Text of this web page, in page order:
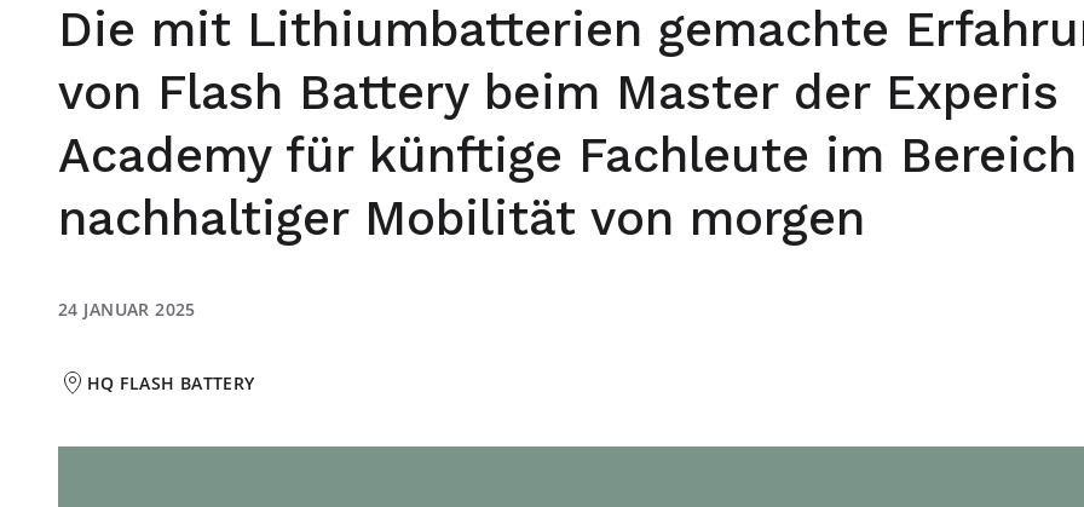
Die mit Lithiumbatterien gemachte
von Flash Battery beim Master der Experis
Academy für künftige Fachleute im Bereich
nachhaltiger Mobilität von morgen
24 JANUAR 2025
HQ FLASH BATTERY